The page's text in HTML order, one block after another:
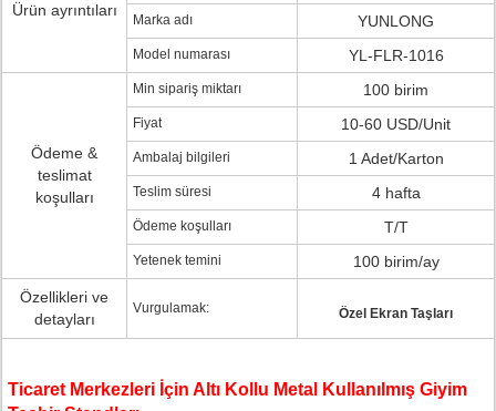
Ürün ayrıntıları
Marka adı YUNLONG
Model numarası YL-FLR-1016
Ödeme &
teslimat
koşulları
Min sipariş miktarı 100 birim
Fiyat 10-60 USD/Unit
Ambalaj bilgileri 1 Adet/Karton
Teslim süresi 4 hafta
Ödeme koşulları T/T
Yetenek temini
100 birim/ay
Özellikleri ve
detayları
Vurgulamak: Özel Ekran Taşları
Ticaret Merkezleri İçin Altı Kollu Metal Kullanılmış Giyim